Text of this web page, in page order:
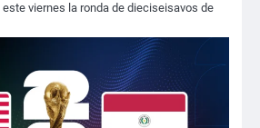
este viernes la ronda de dieciseisavos de